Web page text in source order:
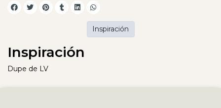
Inspiración
Dupe de LV
Inspiración